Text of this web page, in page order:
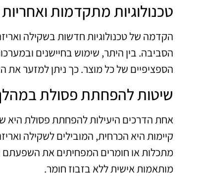
טכנולוגיות מתקדמות
הקדמה של טכנולוגיות חדשות בשקילה
הסביבה. בין היתר, שימוש בחיישנים
הספציפיים של כל מוצר. כך ניתן למזער
שיטות להפחתת פסולת
אחת הדרכים היעילות להפחתת פסולת היא
קיימות היא הכרחית, המובילים לשקילה
מתכלות או חומרים המפחיתים את השפעתם
מותאמות אישית ללא בזבוז חומר.